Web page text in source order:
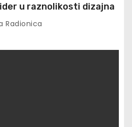
u raznolikosti dizajna
Radionica